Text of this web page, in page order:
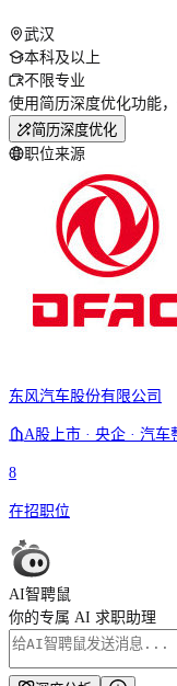
武汉
本科及以上
不限专业
使用简历深度优化功能
简历深度优化
职位来源
东风汽车股份有限公司
A股上市 · 央企 · 汽车
8
在招职位
AI智聘鼠
你的专属 AI 求职助理